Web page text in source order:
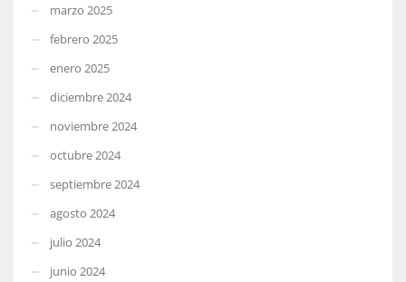
marzo 2025
febrero 2025
enero 2025
diciembre 2024
noviembre 2024
octubre 2024
septiembre 2024
agosto 2024
julio 2024
junio 2024